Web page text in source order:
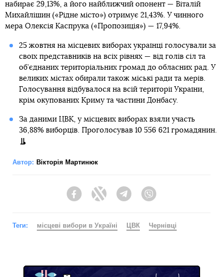
набирає 29,13%, а його найближчий опонент — Віталій
Михайлішин («Рідне місто») отримує 21,43%. У чинного
мера Олексія Каспрука («Пропозиція») — 17,94%.
25 жовтня на місцевих виборах українці голосували за
своїх представників на всіх рівнях — від голів сіл та
об’єднаних територіальних громад до обласних рад. У
великих містах обирали також міські ради та мерів.
Голосування відбувалося на всій території України,
крім окупованих Криму та частини Донбасу.
За даними ЦВК, у місцевих виборах взяли участь
36,88% виборців. Проголосував 10 556 621 громадянин.
Автор: Вікторія Мартинюк
FacebookTwitter Telegram
Теги: місцеві вибори в Україні ЦВК Чернівці